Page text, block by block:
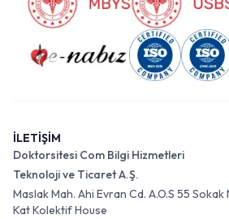
İLETİŞİM
Doktorsitesi Com Bilgi Hizmetleri
Teknoloji ve Ticaret A.Ş.
Maslak Mah. Ahi Evran Cd. A.O.S 55
Kat Kolektif House